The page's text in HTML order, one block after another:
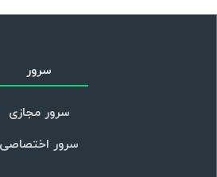
سرور
سرور مجازی
سرور اختصاصی